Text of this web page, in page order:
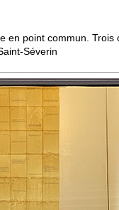
en point commun.
Séverin